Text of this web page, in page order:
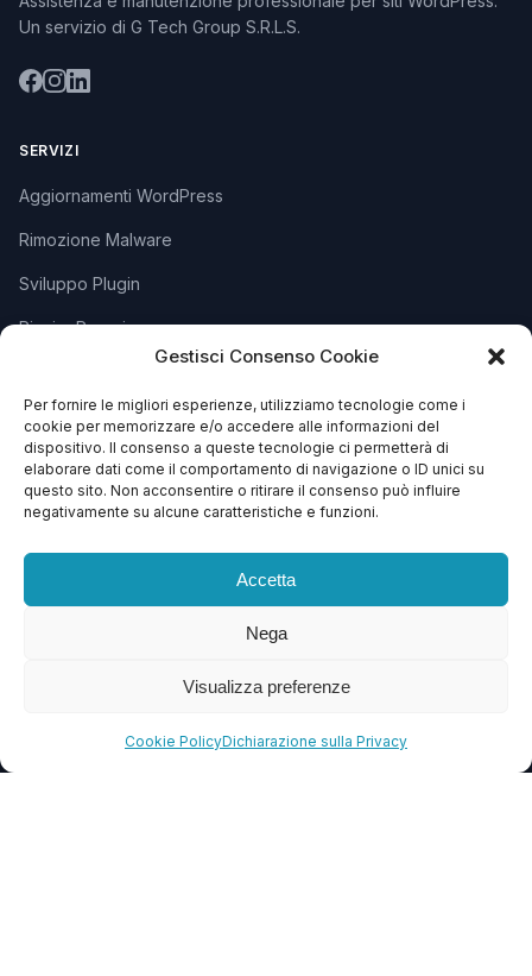
Gestisci Consenso Cookie
Per fornire le migliori esperienze, utilizziamo tecnologie come i
cookie per memorizzare e/o accedere alle informazioni del
dispositivo. Il consenso a queste tecnologie ci permetterà di
elaborare dati come il comportamento di navigazione o ID unici su
questo sito. Non acconsentire o ritirare il consenso può influire
negativamente su alcune caratteristiche e funzioni.
Accetta
Nega
Visualizza preferenze
Cookie PolicyDichiarazione sulla Privacy
Un servizio di G Tech Group S.R.L.S.
SERVIZI
Aggiornamenti WordPress
Rimozione Malware
Sviluppo Plugin
Piani e Prezzi
SUPPORTO
Apri Ticket
Contattaci
+39 0245076840